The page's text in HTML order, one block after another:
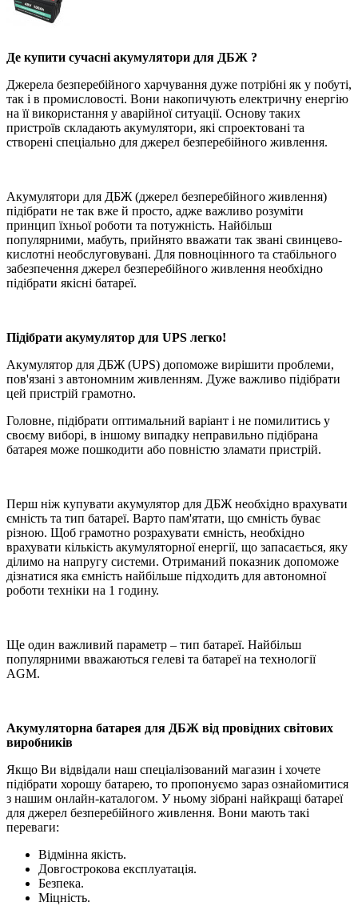
Де купити сучасні акумулятори для ДБЖ ?
Джерела безперебійного харчування дуже потрібні як у побуті,
так і в промисловості. Вони накопичують електричну енергію
на її використання у аварійної ситуації. Основу таких
пристроїв складають акумулятори, які спроектовані та
створені спеціально для джерел безперебійного живлення.
Акумулятори для ДБЖ (джерел безперебійного живлення)
підібрати не так вже й просто, адже важливо розуміти
принцип їхньої роботи та потужність. Найбільш
популярними, мабуть, прийнято вважати так звані свинцево-
кислотні необслуговувані. Для повноцінного та стабільного
забезпечення джерел безперебійного живлення необхідно
підібрати якісні батареї.
Підібрати акумулятор для UPS легко!
Акумулятор для ДБЖ (UPS) допоможе вирішити проблеми,
пов'язані з автономним живленням. Дуже важливо підібрати
цей пристрій грамотно.
Головне, підібрати оптимальний варіант і не помилитись у
своєму виборі, в іншому випадку неправильно підібрана
батарея може пошкодити або повністю зламати пристрій.
Перш ніж купувати акумулятор для ДБЖ необхідно врахувати
ємність та тип батареї. Варто пам'ятати, що ємність буває
різною. Щоб грамотно розрахувати ємність, необхідно
врахувати кількість акумуляторної енергії, що запасається, яку
ділимо на напругу системи. Отриманий показник допоможе
дізнатися яка ємність найбільше підходить для автономної
роботи техніки на 1 годину.
Ще один важливий параметр – тип батареї. Найбільш
популярними вважаються гелеві та батареї на технології
AGM.
Акумуляторна батарея для ДБЖ від провідних світових
виробників
Якщо Ви відвідали наш спеціалізований магазин і хочете
підібрати хорошу батарею, то пропонуємо зараз ознайомитися
з нашим онлайн-каталогом. У ньому зібрані найкращі батареї
для джерел безперебійного живлення. Вони мають такі
переваги:
Відмінна якість.
Довгострокова експлуатація.
Безпека.
Міцність.